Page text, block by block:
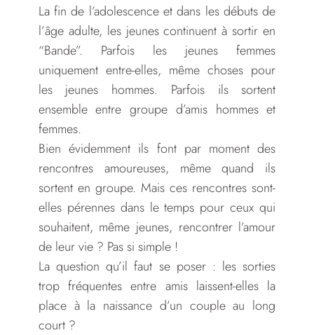
La fin de l’adolescence et dans les débuts de
l’âge adulte, les jeunes continuent à sortir en
“Bande”. Parfois les jeunes femmes
uniquement entre-elles, même choses pour
les jeunes hommes. Parfois ils sortent
ensemble entre groupe d’amis hommes et
femmes.
Bien évidemment ils font par moment des
rencontres amoureuses, même quand ils
sortent en groupe. Mais ces rencontres sont-
elles pérennes dans le temps pour ceux qui
souhaitent, même jeunes, rencontrer l’amour
de leur vie ? Pas si simple !
La question qu’il faut se poser : les sorties
trop fréquentes entre amis laissent-elles la
place à la naissance d’un couple au long
court ?